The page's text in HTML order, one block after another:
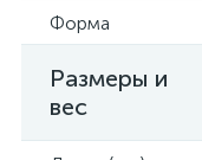
Форма
Размеры и
вес